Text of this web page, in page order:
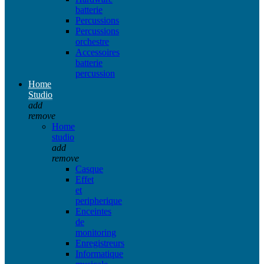
batterie
Percussions
Percussions
orchestre
Accessoires
batterie
percussion
Home
Studio
add
remove
Home
studio
add
remove
Casque
Effet
et
peripherique
Enceintes
de
monitoring
Enregistreurs
Informatique